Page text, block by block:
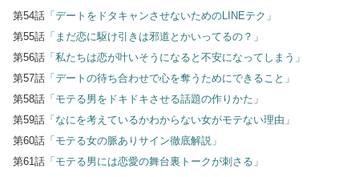
第54話 「デートをドタキャンさせないためのLINEテク」
第55話 「まだ恋に駆け引きは邪道とかいってるの？」
第56話 「私たちは恋が叶いそうになると不安になってしまう」
第57話 「デートの待ち合わせで心を奪うためにできること」
第58話 「モテる男をドキドキさせる話題の作りかた」
第59話 「なにを考えているかわからない女がモテない理由」
第60話 「モテる女の脈ありサイン徹底解説」
第61話 「モテる男には恋愛の舞台裏トークが刺さる」